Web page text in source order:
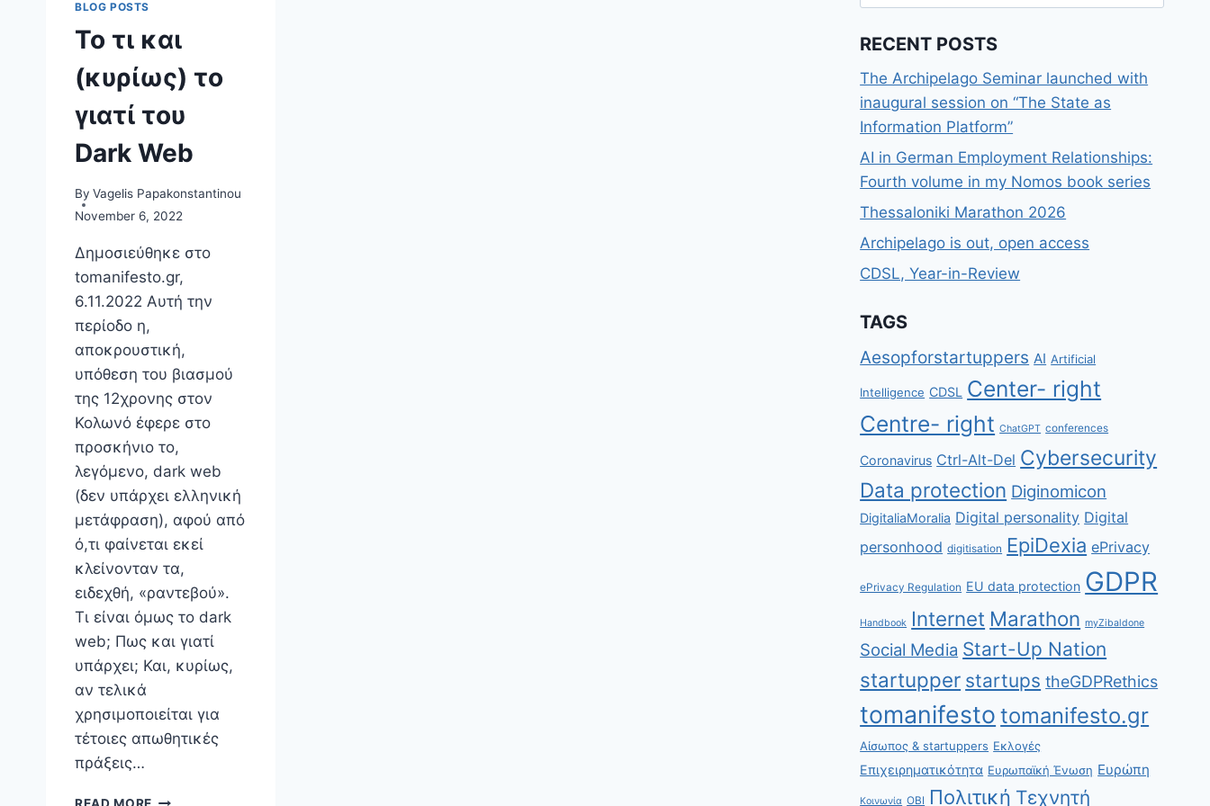
BLOG POSTS
Το τι και
(κυρίως) το
γιατί του
Dark Web
By Vagelis Papakonstantinou
November 6, 2022
Δημοσιεύθηκε στο
tomanifesto.gr,
6.11.2022 Αυτή την
περίοδο η,
αποκρουστική,
υπόθεση του βιασμού
της 12χρονης στον
Κολωνό έφερε στο
προσκήνιο το,
λεγόμενο, dark web
(δεν υπάρχει ελληνική
μετάφραση), αφού από
ό,τι φαίνεται εκεί
κλείνονταν τα,
ειδεχθή, «ραντεβού».
Τι είναι όμως το dark
web; Πως και γιατί
υπάρχει; Και, κυρίως,
αν τελικά
χρησιμοποιείται για
τέτοιες απωθητικές
πράξεις…
ΤΟ
for:
RECENT POSTS
The Archipelago Seminar launched with
inaugural session on “The State as
Information Platform”
AI in German Employment Relationships:
Fourth volume in my Nomos book series
Thessaloniki Marathon 2026
Archipelago is out, open access
CDSL, Year-in-Review
TAGS
Aesopforstartuppers AI Artificial
Intelligence CDSL
Center- right
Centre- right ChatGPT conferences
Coronavirus Ctrl-Alt-Del Cybersecurity
Data protection Diginomicon
DigitaliaMoralia Digital personality Digital
personhood digitisation EpiDexia ePrivacy
ePrivacy Regulation EU data protection GDPR
Handbook Internet Marathon myZibaldone
Social Media Start-Up Nation
startupper startups theGDPRethics
tomanifesto tomanifesto.gr
Αίσωπος & startuppers Εκλογές
Επιχειρηματικότητα Ευρωπαϊκή Ένωση Ευρώπη
Κοινωνία ΟΒΙ Πολιτική Τεχνητή